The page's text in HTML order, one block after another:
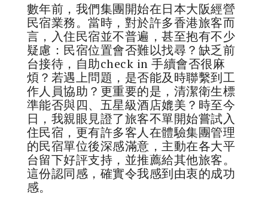
數年前，我們集團開始在日本大阪經營
民宿業務。當時，對於許多香港旅客而
言，入住民宿並不普遍，甚至抱有不少
疑慮：民宿位置會否難以找尋？缺乏前
台接待，自助check in 手續會否很麻
煩？若遇上問題，是否能及時聯繫到工
作人員協助？更重要的是，清潔衛生標
準能否與四、五星級酒店媲美？時至今
日，我親眼見證了旅客不單開始嘗試入
住民宿，更有許多客人在體驗集團管理
的民宿單位後深感滿意，主動在各大平
台留下好評支持，並推薦給其他旅客。
這份認同感，確實令我感到由衷的成功
感。